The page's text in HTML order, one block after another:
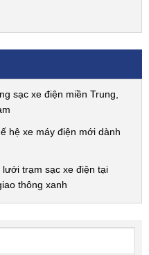
sạc xe điện miền Trung,
hệ xe máy điện mới dành
trạm sạc xe điện tại
thông xanh